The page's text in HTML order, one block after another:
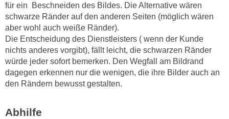
für ein Beschneiden des Bildes. Die Alternative wären
schwarze Ränder auf den anderen Seiten (möglich wären
aber wohl auch weiße Ränder).
Die Entscheidung des Dienstleisters ( wenn der Kunde
nichts anderes vorgibt), fällt leicht, die schwarzen Ränder
würde jeder sofort bemerken. Den Wegfall am Bildrand
dagegen erkennen nur die wenigen, die ihre Bilder auch an
den Rändern bewusst gestalten.
Abhilfe